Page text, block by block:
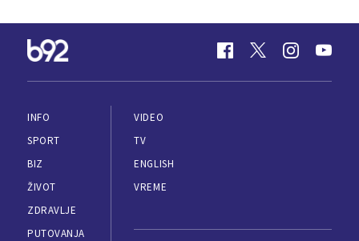
INFO
SPORT
BIZ
ŽIVOT
ZDRAVLJE
PUTOVANJA
VIDEO
TV
ENGLISH
VREME